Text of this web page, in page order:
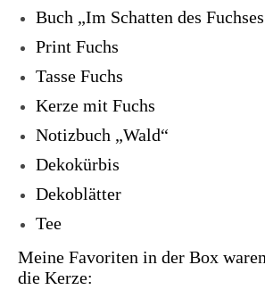
Buch „Im Schatten des
Print Fuchs
Tasse Fuchs
Kerze mit Fuchs
Notizbuch „Wald“
Dekokürbis
Dekoblätter
Tee
Meine Favoriten in der Box
die Kerze: